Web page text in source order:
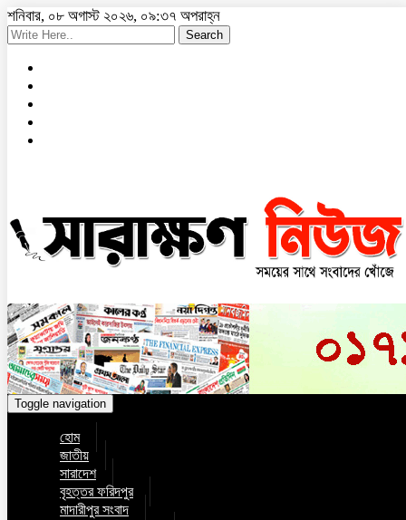
শনিবার, ০৮ অগাস্ট ২০২৬, ০৯:৩৭ অপরাহ্ন
Search
Toggle navigation
হোম
জাতীয়
সারাদেশ
বৃহত্তর ফরিদপুর
মাদারীপুর সংবাদ